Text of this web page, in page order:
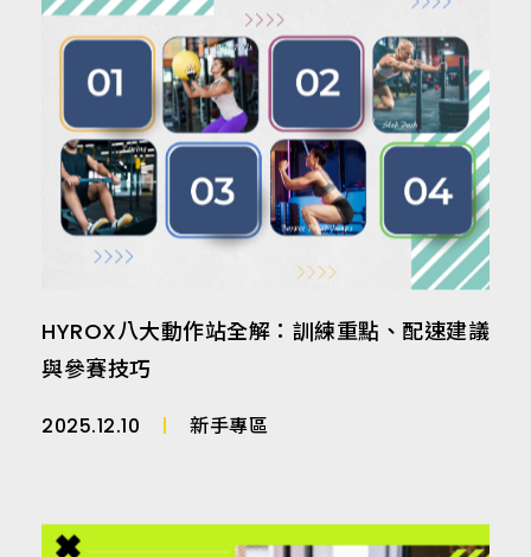
HYROX八大動作站全解：訓練重點、配速建議
與參賽技巧
2025.12.10 新手專區